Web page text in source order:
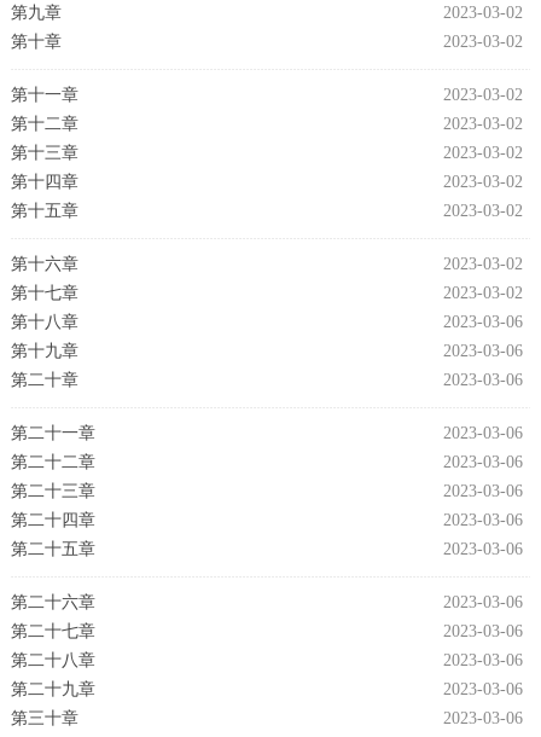
2023-03-02
第九章
2023-03-02
第十章
2023-03-02
第十一章
2023-03-02
第十二章
2023-03-02
第十三章
2023-03-02
第十四章
2023-03-02
第十五章
2023-03-02
第十六章
2023-03-02
第十七章
2023-03-06
第十八章
2023-03-06
第十九章
2023-03-06
第二十章
2023-03-06
第二十一章
2023-03-06
第二十二章
2023-03-06
第二十三章
2023-03-06
第二十四章
2023-03-06
第二十五章
2023-03-06
第二十六章
2023-03-06
第二十七章
2023-03-06
第二十八章
2023-03-06
第二十九章
2023-03-06
第三十章